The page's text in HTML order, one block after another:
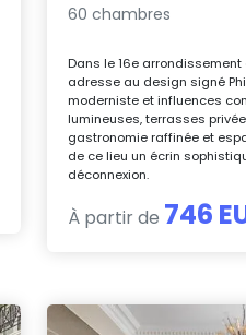
60 chambres
Dans le 16e arrondissement
adresse au design signé
moderniste et influences
lumineuses, terrasses
gastronomie raffinée et
de ce lieu un écrin
déconnexion.
À partir de 746